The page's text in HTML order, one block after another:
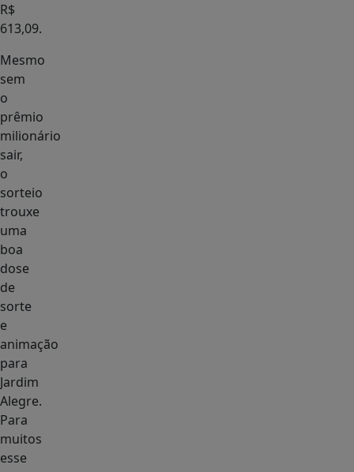
R$
613,09.
Mesmo
sem
o
prêmio
milionário
sair,
o
sorteio
trouxe
uma
boa
dose
de
sorte
e
animação
para
Jardim
Alegre.
Para
muitos
esse